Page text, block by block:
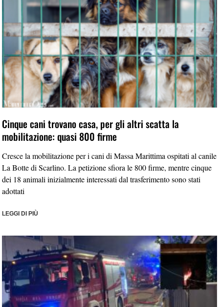
Cinque cani trovano casa, per gli altri scatta la
mobilitazione: quasi 800 firme
Cresce la mobilitazione per i cani di Massa Marittima ospitati al canile
La Botte di Scarlino. La petizione sfiora le 800 firme, mentre cinque
dei 18 animali inizialmente interessati dal trasferimento sono stati
adottati
LEGGI DI PIÙ